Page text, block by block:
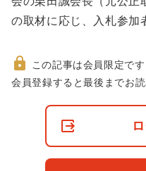
の取材に応じ、入札参
非
この記事は会員限定です
会員登録すると最後までお読